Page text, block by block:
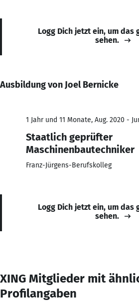
Logg Dich jetzt ein, um das
sehen.
Ausbildung von Joel Bernicke
1 Jahr und 11 Monate, Aug. 2020 -
Staatlich geprüfter
Maschinenbautechniker
Franz-Jürgens-Berufskolleg
Logg Dich jetzt ein, um das
sehen.
XING Mitglieder mit
Profilangaben